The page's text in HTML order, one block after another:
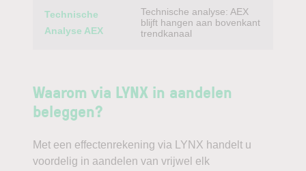
Technische
Analyse AEX
Technische analyse: AEX
blijft hangen aan bovenkant
trendkanaal
Waarom via LYNX in aandelen
beleggen?
Met een effectenrekening via LYNX handelt u
voordelig in aandelen van vrijwel elk